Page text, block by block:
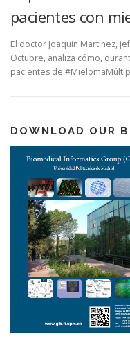
pacientes con
El doctor Joaquin Martinez,
Octubre, analiza cómo,
pacientes de
DOWNLOAD OUR